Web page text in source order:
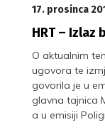
17. prosinca
HRT – Izlaz
O aktualnim
ugovora te
govorila je u
glavna tajnica
a u emisiji